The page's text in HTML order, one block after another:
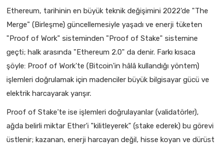
Ethereum, tarihinin en büyük teknik değişimini 2022'de "The
Merge" (Birleşme) güncellemesiyle yaşadı ve enerji tüketen
"Proof of Work" sisteminden "Proof of Stake" sistemine
geçti; halk arasında "Ethereum 2.0" da denir. Farkı kısaca
şöyle: Proof of Work'te (Bitcoin'in hâlâ kullandığı yöntem)
işlemleri doğrulamak için madenciler büyük bilgisayar gücü ve
elektrik harcayarak yarışır.
Proof of Stake'te ise işlemleri doğrulayanlar (validatörler),
ağda belirli miktar Ether'i "kilitleyerek" (stake ederek) bu görevi
üstlenir; kazanan, enerji harcayan değil, hisse koyan ve dürüst